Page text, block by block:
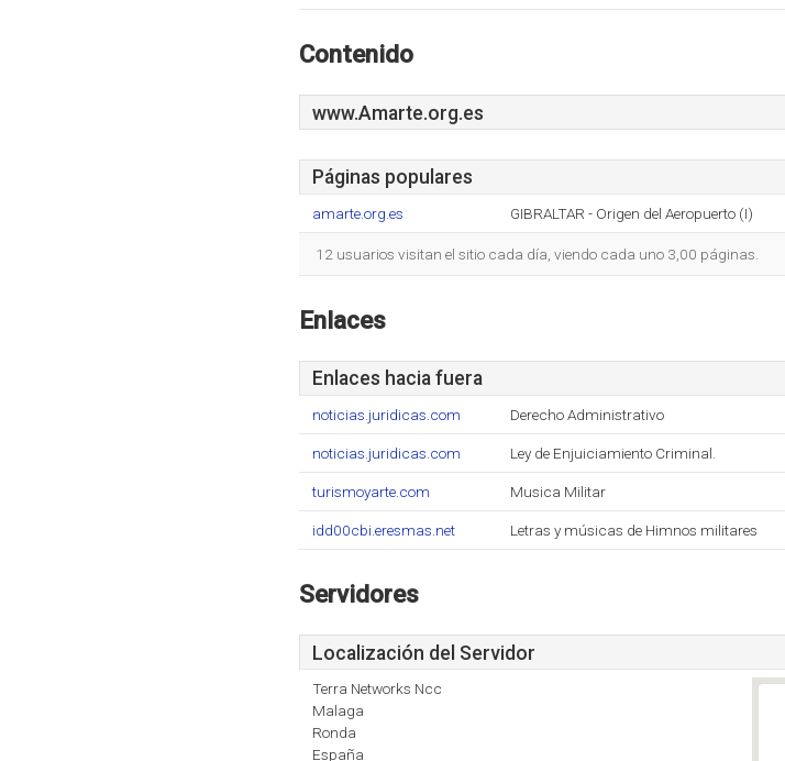
Contenido
www.Amarte.org.es
Páginas populares
amarte.org.es GIBRALTAR - Origen del Aeropuerto (I)
12 usuarios visitan el sitio cada día, viendo cada uno 3,00 páginas.
Enlaces
Enlaces hacia fuera
noticias.juridicas.com Derecho Administrativo
noticias.juridicas.com Ley de Enjuiciamiento Criminal.
turismoyarte.com Musica Militar
idd00cbi.eresmas.net Letras y músicas de Himnos militares
Servidores
Localización del Servidor
Terra Networks Ncc
Malaga
Ronda
España